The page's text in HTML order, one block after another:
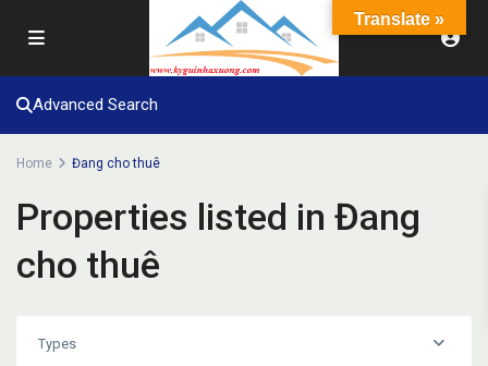
Advanced Search
Home Đang cho thuê
Properties listed in Đang
cho thuê
Types
Translate »